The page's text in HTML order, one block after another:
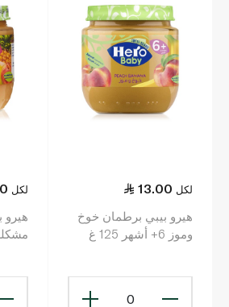
13.00 لكل
هيرو بيبي برطمان خوخ
وموز 6+ أشهر 125 غ
0
لكل
هيرو
مشكلة 6+ أشهر